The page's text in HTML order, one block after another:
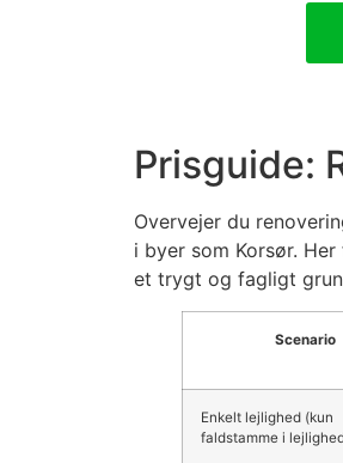
Prisguide:
Overvejer du
i byer som Korsør.
et trygt og fagligt
Scenario
Enkelt lejlighed (kun
faldstamme i